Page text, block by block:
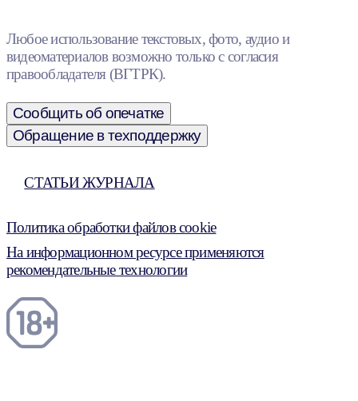
Любое использование текстовых, фото, аудио и
видеоматериалов возможно только с согласия
правообладателя (ВГТРК).
Сообщить об опечатке
Обращение в техподдержку
СТАТЬИ ЖУРНАЛА
Политика обработки файлов cookie
На информационном ресурсе применяются
рекомендательные технологии